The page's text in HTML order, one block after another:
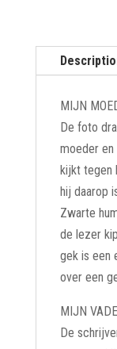
MIJN
De foto
moeder en
kijkt tegen
hij daarop
Zwarte
de lezer
gek is een
over een
MIJN
De